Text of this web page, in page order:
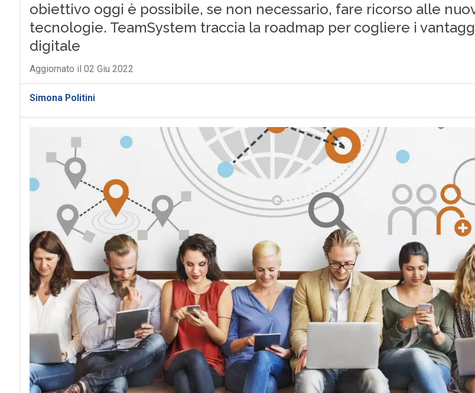
obiettivo oggi è possibile, se non necessario, fare ricorso alle
tecnologie. TeamSystem traccia la roadmap per cogliere i
digitale
Aggiornato il 02 Giu 2022
Simona Politini